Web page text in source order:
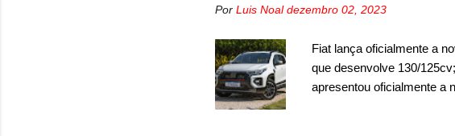
ventilador HVAC
microprocessador do
perda de força motriz,
Por Luis Noal dezembro 02, 2023
Fiat lança oficialmente a
que desenvolve 130/
apresentou oficialmente a
automático CVT no ano